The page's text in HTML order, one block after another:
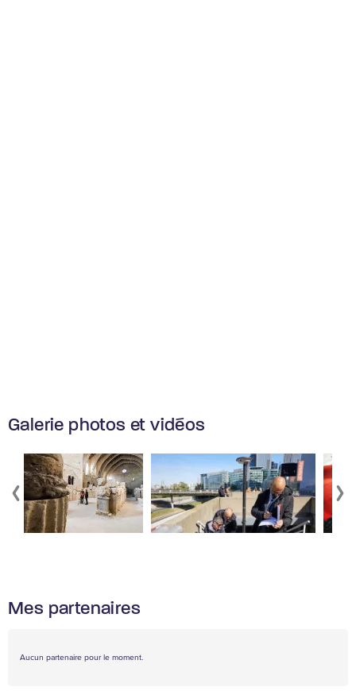
Galerie photos et vidéos
Mes partenaires
Aucun partenaire pour le moment.